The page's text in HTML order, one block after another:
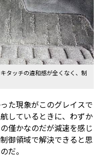
タッチの違和感が全くなく、制
た現象がこのグレイスで
しているときに、わずか
僅かなのだが減速を感じ
御領域で解決できると思
だ。